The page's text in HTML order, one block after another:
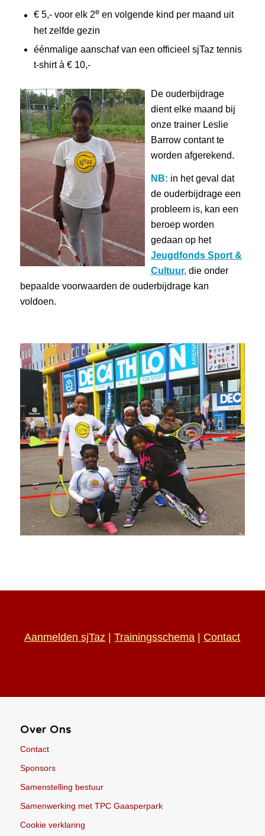
€ 5,- voor elk 2een volgende kind per maand uit
het zelfde gezin
éénmalige aanschaf van een officieel sjTaz tennis
t-shirt à € 10,-
De ouderbijdrage
dient elke maand bij
onze trainer Leslie
Barrow contant te
worden afgerekend.
NB: in het geval dat
de ouderbijdrage een
probleem is, kan een
beroep worden
gedaan op het
Jeugdfonds Sport &
Cultuur,die onder
bepaalde voorwaarden de ouderbijdrage kan
voldoen.
Aanmelden sjTaz |Trainingsschema Contact
Over Ons
Contact
Sponsors
Samenstelling bestuur
Samenwerking met TPC Gaasperpark
Cookie verklaring